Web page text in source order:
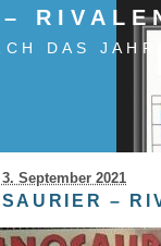
DAS JAHR
September 2021
–